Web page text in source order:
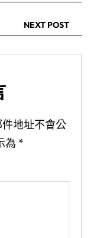
NEXT POST
地址不會公
為 *